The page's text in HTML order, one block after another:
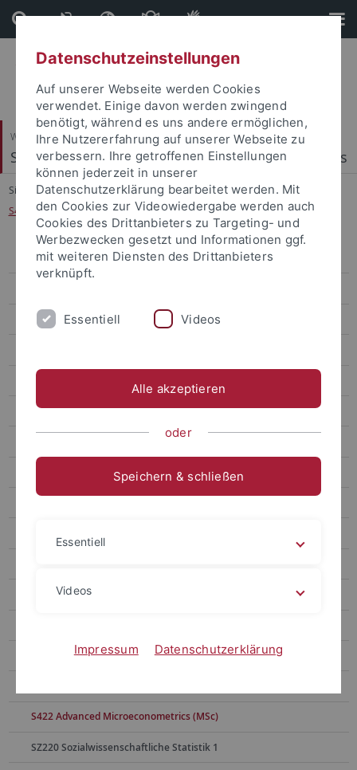
Direkt
zum
Inhalt
Direkt
zur
Fußleiste
Wirtschafts- und Sozialwissenschaftliche Fakultät
Statistics, Econometrics and Quantitative Methods
Sie sind hier: Startseite
...
S422 Advanced Microeconometrics (MSc)
WS 2025/26
WS 2024/25
SS 2023
S422 Advanced Microeconometrics (MSc)
SZ220 Sozialwissenschaftliche Statistik 1
Datenschutzeinstellungen
Auf unserer Webseite werden Cookies
verwendet. Einige davon werden zwingend
benötigt, während es uns andere ermöglichen,
Ihre Nutzererfahrung auf unserer Webseite zu
verbessern. Ihre getroffenen Einstellungen
können jederzeit in unserer
Datenschutzerklärung bearbeitet werden. Mit
den Cookies zur Videowiedergabe werden auch
Cookies des Drittanbieters zu Targeting- und
Werbezwecken gesetzt und Informationen ggf.
mit weiteren Diensten des Drittanbieters
verknüpft.
Essentiell Videos
Alle akzeptieren
oder
Speichern & schließen
Essentiell
Videos
Impressum Datenschutzerklärung